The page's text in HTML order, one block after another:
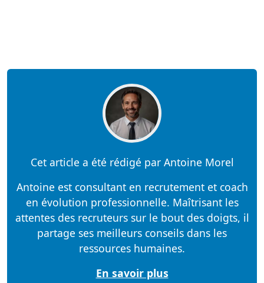
Cet article a été rédigé par Antoine Morel
Antoine est consultant en recrutement et coach
en évolution professionnelle. Maîtrisant les
attentes des recruteurs sur le bout des doigts, il
partage ses meilleurs conseils dans les
ressources humaines.
En savoir plus